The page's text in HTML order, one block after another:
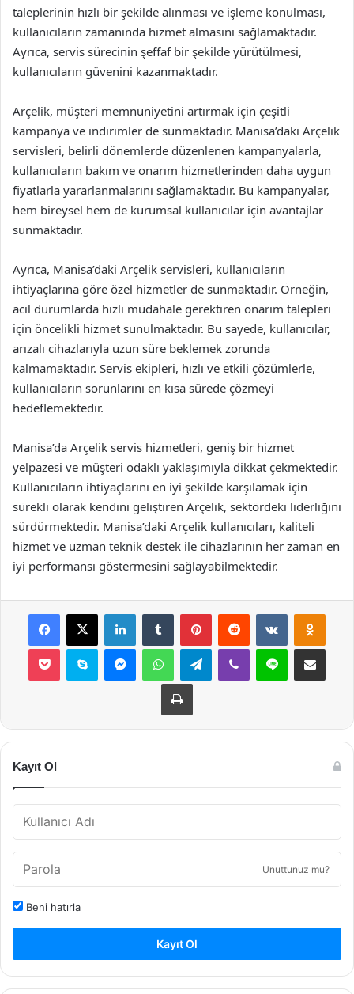
taleplerinin hızlı bir şekilde alınması ve işleme konulması,
kullanıcıların zamanında hizmet almasını sağlamaktadır.
Ayrıca, servis sürecinin şeffaf bir şekilde yürütülmesi,
kullanıcıların güvenini kazanmaktadır.
Arçelik, müşteri memnuniyetini artırmak için çeşitli
kampanya ve indirimler de sunmaktadır. Manisa’daki Arçelik
servisleri, belirli dönemlerde düzenlenen kampanyalarla,
kullanıcıların bakım ve onarım hizmetlerinden daha uygun
fiyatlarla yararlanmalarını sağlamaktadır. Bu kampanyalar,
hem bireysel hem de kurumsal kullanıcılar için avantajlar
sunmaktadır.
Ayrıca, Manisa’daki Arçelik servisleri, kullanıcıların
ihtiyaçlarına göre özel hizmetler de sunmaktadır. Örneğin,
acil durumlarda hızlı müdahale gerektiren onarım talepleri
için öncelikli hizmet sunulmaktadır. Bu sayede, kullanıcılar,
arızalı cihazlarıyla uzun süre beklemek zorunda
kalmamaktadır. Servis ekipleri, hızlı ve etkili çözümlerle,
kullanıcıların sorunlarını en kısa sürede çözmeyi
hedeflemektedir.
Manisa’da Arçelik servis hizmetleri, geniş bir hizmet
yelpazesi ve müşteri odaklı yaklaşımıyla dikkat çekmektedir.
Kullanıcıların ihtiyaçlarını en iyi şekilde karşılamak için
sürekli olarak kendini geliştiren Arçelik, sektördeki liderliğini
sürdürmektedir. Manisa’daki Arçelik kullanıcıları, kaliteli
hizmet ve uzman teknik destek ile cihazlarının her zaman en
iyi performansı göstermesini sağlayabilmektedir.
Facebook
X LinkedInTumblr PinterestReddit VKontakte
Pocket Skype MessengerWhatsAppTelegramViber Line E-Posta ile
Yazdır
Kayıt Ol
Unuttunuz mu?
Beni hatırla
Kayıt Ol